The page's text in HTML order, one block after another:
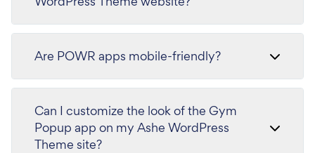
Are POWR apps mobile-friendly?
Can I customize the look of the Gym
Popup app on my Ashe WordPress
Theme site?